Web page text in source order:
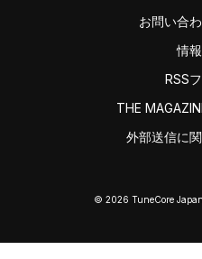
お問い合
情
RSS
THE
外部送信に
© 2026 TuneCore